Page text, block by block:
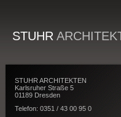
STUHR
STUHR ARCHITEKTEN
Karlsruher Straße 5
01189 Dresden
Telefon: 0351 / 43 00 95 0